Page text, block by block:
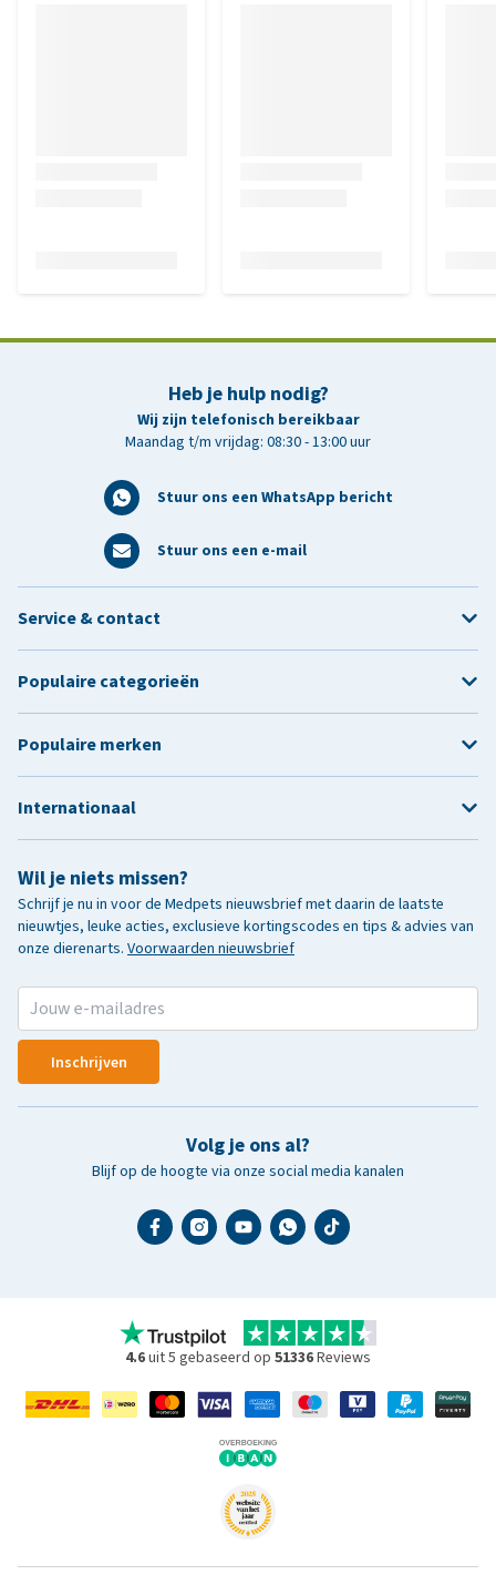
Heb je hulp nodig?
Wij zijn telefonisch bereikbaar
Maandag t/m vrijdag: 08:30 - 13:00 uur
Stuur ons een WhatsApp bericht
Stuur ons een e-mail
Wil je niets missen?
Schrijf je nu in voor de Medpets nieuwsbrief met daarin de laatste
nieuwtjes, leuke acties, exclusieve kortingscodes en tips & advies van
onze dierenarts. Voorwaarden nieuwsbrief
Inschrijven
Volg je ons al?
Blijf op de hoogte via onze social media kanalen
Service & contact
Populaire categorieën
Populaire merken
Internationaal
4.6uit 5 gebaseerd op 51336Reviews